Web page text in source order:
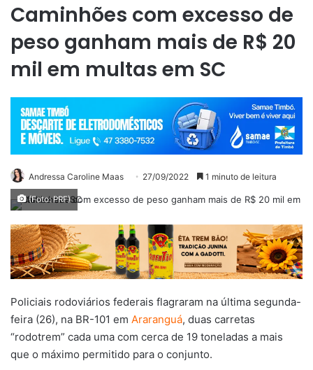
Caminhões com excesso de
peso ganham mais de R$ 20
mil em multas em SC
Andressa Caroline Maas 27/09/2022 1 minuto de leitura
(Foto: PRF)
Policiais rodoviários federais flagraram na última segunda-
feira (26), na BR-101 em Araranguá, duas carretas
“rodotrem” cada uma com cerca de 19 toneladas a mais
que o máximo permitido para o conjunto.